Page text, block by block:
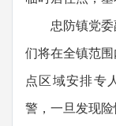
忠防镇党委
们将在全镇范
点区域安排专
警，一旦发现